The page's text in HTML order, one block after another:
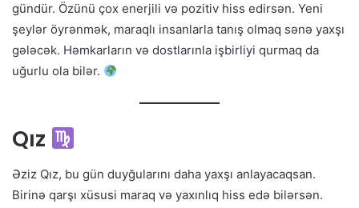
gündür. Özünü çox enerjili və pozitiv hiss edirsən. Yeni
şeylər öyrənmək, maraqlı insanlarla tanış olmaq sənə yaxşı
gələcək. Həmkarların və dostlarınla işbirliyi qurmaq da
uğurlu ola bilər.
Qız
Əziz Qız, bu gün duyğularını daha yaxşı anlayacaqsan.
Birinə qarşı xüsusi maraq və yaxınlıq hiss edə bilərsən.